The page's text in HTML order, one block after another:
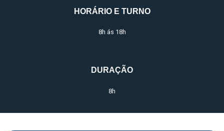
HORÁRIO E TURNO
8h ás 18h
DURAÇÃO
8h